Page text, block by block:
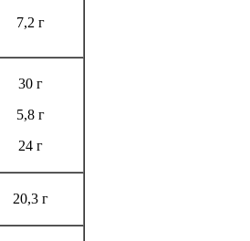
7,2 г
30 г
5,8 г
24 г
20,3 г